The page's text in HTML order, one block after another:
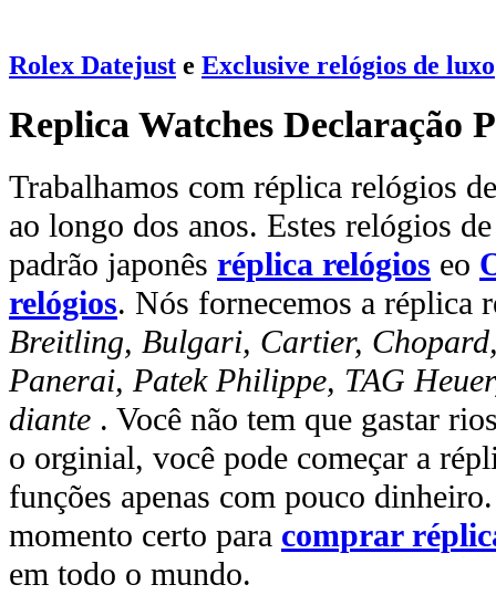
Rolex Datejust e Exclusive relógios de luxo
Replica Watches Declaração
Trabalhamos com réplica relógios
ao longo dos anos. Estes relógios
padrão japonês réplica relógios eo
relógios. Nós fornecemos a réplica
Breitling, Bulgari, Cartier,
Panerai, Patek Philippe, TAG
diante . Você não tem que gastar
o orginial, você pode começar a
funções apenas com pouco
momento certo para comprar
em todo o mundo.